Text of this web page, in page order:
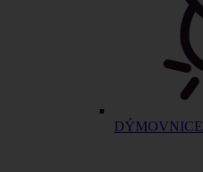
DÝMOVNICE